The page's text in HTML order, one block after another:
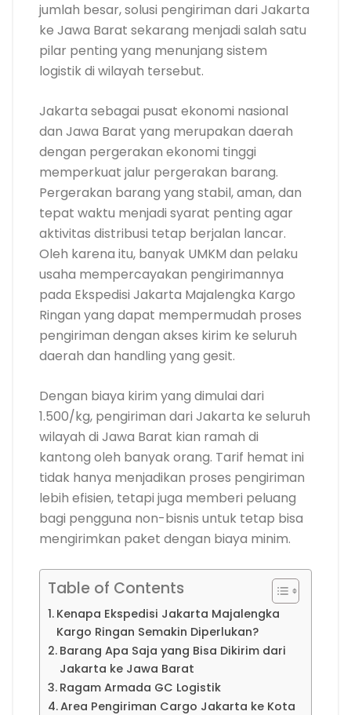
jumlah besar, solusi pengiriman dari Jakarta
ke Jawa Barat sekarang menjadi salah satu
pilar penting yang menunjang sistem
logistik di wilayah tersebut.
Jakarta sebagai pusat ekonomi nasional
dan Jawa Barat yang merupakan daerah
dengan pergerakan ekonomi tinggi
memperkuat jalur pergerakan barang.
Pergerakan barang yang stabil, aman, dan
tepat waktu menjadi syarat penting agar
aktivitas distribusi tetap berjalan lancar.
Oleh karena itu, banyak UMKM dan pelaku
usaha mempercayakan pengirimannya
pada Ekspedisi Jakarta Majalengka Kargo
Ringan yang dapat mempermudah proses
pengiriman dengan akses kirim ke seluruh
daerah dan handling yang gesit.
Dengan biaya kirim yang dimulai dari
1.500/kg, pengiriman dari Jakarta ke seluruh
wilayah di Jawa Barat kian ramah di
kantong oleh banyak orang. Tarif hemat ini
tidak hanya menjadikan proses pengiriman
lebih efisien, tetapi juga memberi peluang
bagi pengguna non-bisnis untuk tetap bisa
mengirimkan paket dengan biaya minim.
Table of Contents
Kenapa Ekspedisi Jakarta Majalengka
Kargo Ringan Semakin Diperlukan?
Barang Apa Saja yang Bisa Dikirim dari
Jakarta ke Jawa Barat
Ragam Armada GC Logistik
Area Pengiriman Cargo Jakarta ke Kota